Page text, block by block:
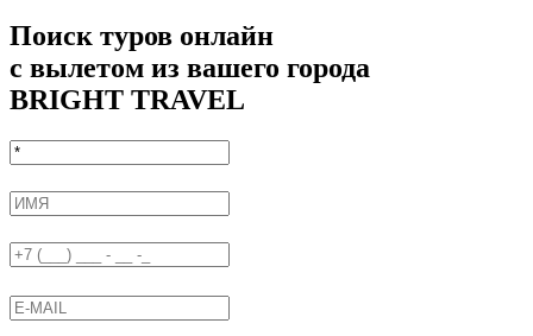
Поиск туров онлайн
с вылетом из вашего города
BRIGHT TRAVEL